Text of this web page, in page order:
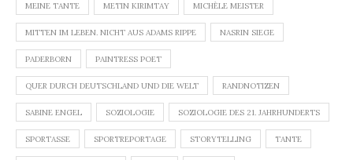
MEINE TANTE METIN KIRIMTAY MICHÈLE MEISTER
MITTEN IM LEBEN. NICHT AUS ADAMS RIPPE NASRIN SIEGE
PADERBORN PAINTRESS POET
QUER DURCH DEUTSCHLAND UND DIE WELT RANDNOTIZEN
SABINE ENGEL SOZIOLOGIE SOZIOLOGIE DES 21. JAHRHUNDERTS
SPORTASSE SPORTREPORTAGE STORYTELLING TANTE